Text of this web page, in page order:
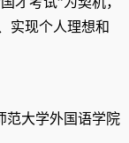
实现个人理想和
范大学外国语学院